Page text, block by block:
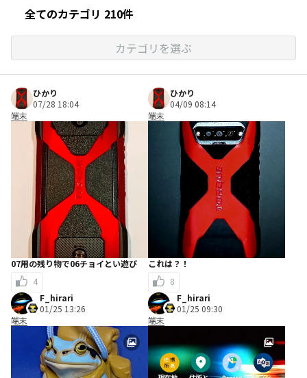
全てのカテゴリ 210件
カテゴリを選ぶ
ひかり
07/28 18:04
端末
07用の残り物で06チョイとい遊び
4
ひかり
04/09 08:14
端末
これは？！
8
F_hirari
01/25 13:26
端末
F_hirari
01/25 09:30
端末